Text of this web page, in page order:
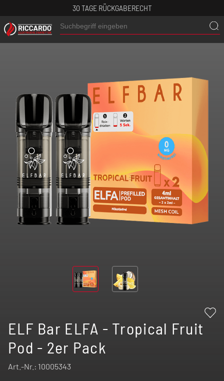
30 TAGE RÜCKGABERECHT
ELF Bar ELFA - Tropical Fruit
Pod - 2er Pack
Art.-Nr.: 10005343